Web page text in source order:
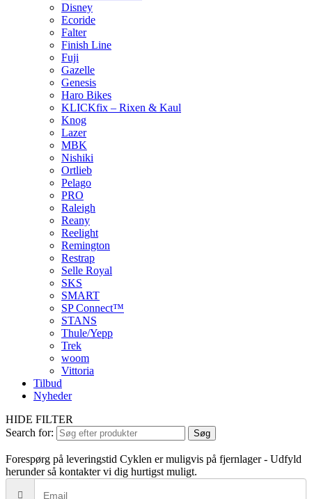
Disney
Ecoride
Falter
Finish Line
Fuji
Gazelle
Genesis
Haro Bikes
KLICKfix – Rixen & Kaul
Knog
Lazer
MBK
Nishiki
Ortlieb
Pelago
PRO
Raleigh
Reany
Reelight
Remington
Restrap
Selle Royal
SKS
SMART
SP Connect™
STANS
Thule/Yepp
Trek
woom
Vittoria
Tilbud
Nyheder
HIDE FILTER
Search for:
Søg
Forespørg på leveringstid Cyklen er muligvis på fjernlager - Udfyld
herunder så kontakter vi dig hurtigst muligt.